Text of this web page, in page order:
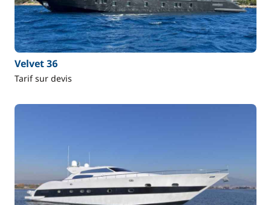
Velvet 36
Tarif sur devis